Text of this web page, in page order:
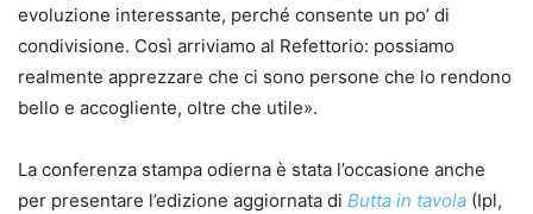
evoluzione interessante, perché consente un po’ di
condivisione. Così arriviamo al Refettorio: possiamo
realmente apprezzare che ci sono persone che lo rendono
bello e accogliente, oltre che utile».
La conferenza stampa odierna è stata l’occasione anche
per presentare l’edizione aggiornata di Butta in tavola (Ipl,